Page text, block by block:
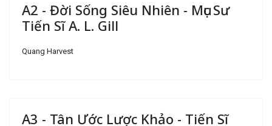
A2 - Đời Sống Siêu Nhiên - Mục Sư
Tiến Sĩ A. L. Gill
Quang Harvest
A3 - Tân Ước Lược Khảo - Tiến Sĩ